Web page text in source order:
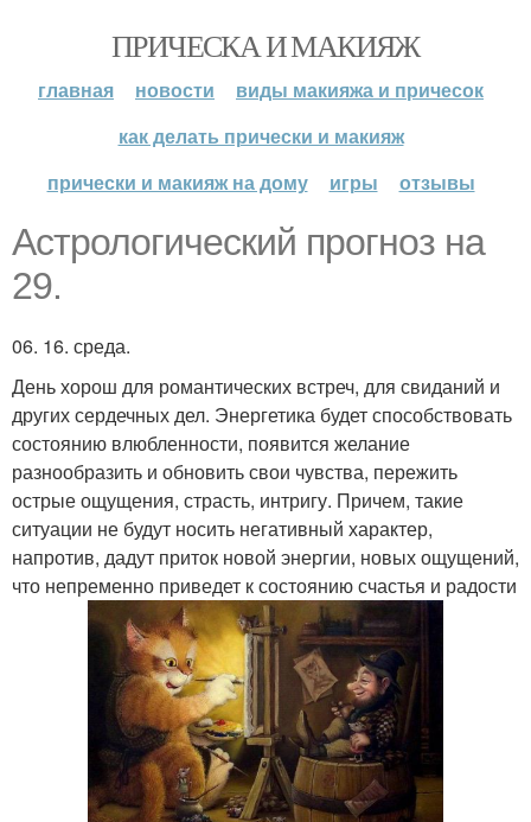
ПРИЧЕСКА И МАКИЯЖ
главная новости
виды макияжа и причесок
как делать прически и макияж
прически и макияж на дому
игры отзывы
Астрологический прогноз на
29.
06. 16. среда.
День хорош для романтических встреч, для свиданий и
других сердечных дел. Энергетика будет способствовать
состоянию влюбленности, появится желание
разнообразить и обновить свои чувства, пережить
острые ощущения, страсть, интригу. Причем, такие
ситуации не будут носить негативный характер,
напротив, дадут приток новой энергии, новых ощущений,
что непременно приведет к состоянию счастья и радости